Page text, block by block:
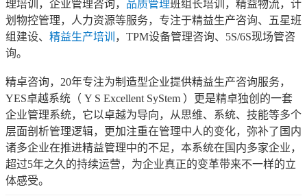
理培训，企业管理咨询， 品质管理班组长培训，精益物流，计
划物控管理，人力资源等服务，专注于精益生产咨询、五星班
组建设、 精益生产培训 ，TPM设备管理咨询、5S/6S现场管咨
询。
精卓咨询，20年专注为制造型企业提供精益生产咨询服务，
YES卓越系统（ Y S Excellent SyStem ）更是精卓独创的一套
企业管理系统，它以卓越为导向，从思维、系统、技能等多个
层面剖析管理逻辑，更加注重在管理中人的变化，弥补了国内
诸多企业在推进精益管理中的不足，本系统在国内多家企业，
超过5年之久的持续运营，为企业真正的变革带来不一样的立
体感受。